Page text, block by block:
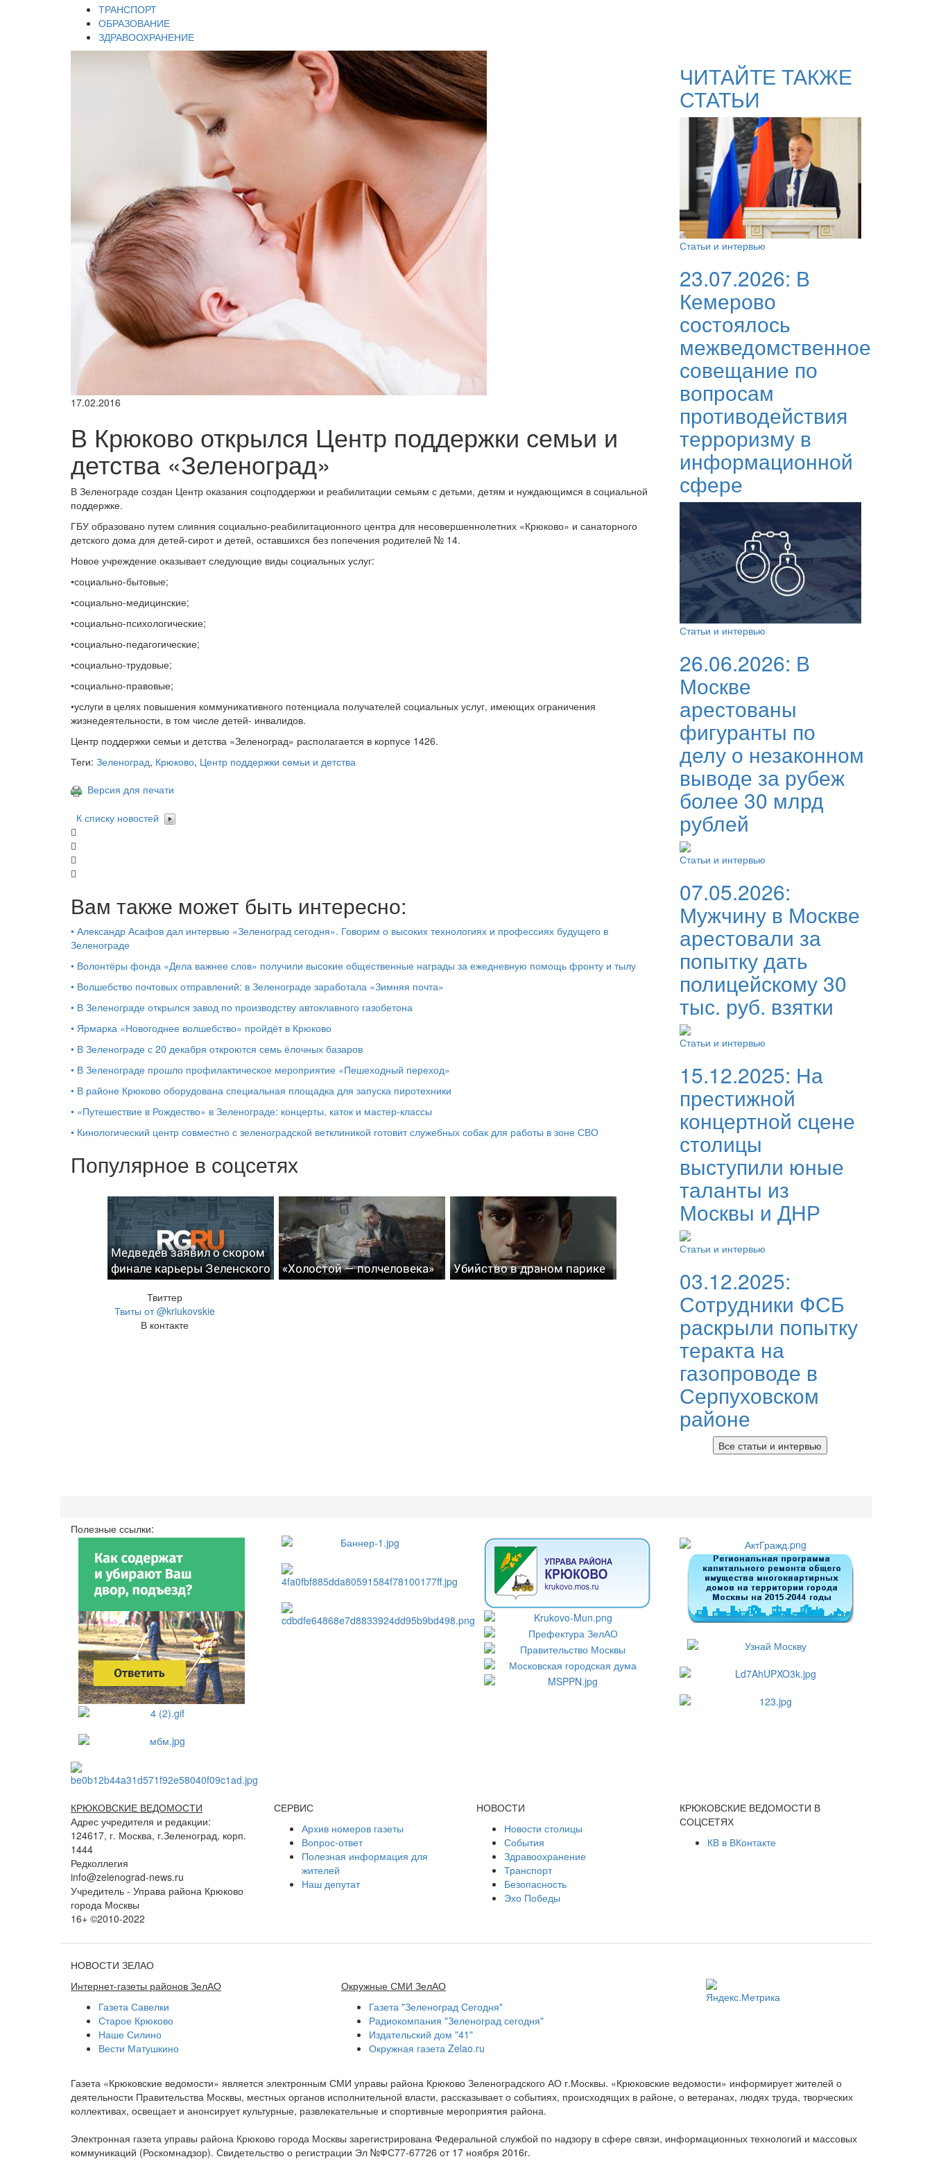
ТРАНСПОРТ
ОБРАЗОВАНИЕ
ЗДРАВООХРАНЕНИЕ
17.02.2016
В Крюково открылся Центр поддержки семьи и
детства «Зеленоград»
В Зеленограде создан Центр оказания соцподдержки и реабилитации семьям с детьми, детям и нуждающимся в социальной
поддержке.
ГБУ образовано путем слияния социально-реабилитационного центра для несовершеннолетних «Крюково» и санаторного
детского дома для детей-сирот и детей, оставшихся без попечения родителей № 14.
Новое учреждение оказывает следующие виды социальных услуг:
•социально-бытовые;
•социально-медицинские;
•социально-психологические;
•социально-педагогические;
•социально-трудовые;
•социально-правовые;
•услуги в целях повышения коммуникативного потенциала получателей социальных услуг, имеющих ограничения
жизнедеятельности, в том числе детей- инвалидов.
Центр поддержки семьи и детства «Зеленоград» располагается в корпусе 1426.
Теги: Зеленоград, Крюково, Центр поддержки семьи и детства
Версия для печати
К списку новостей
Вам также может быть интересно:
• Александр Асафов дал интервью «Зеленоград сегодня». Говорим о высоких технологиях и профессиях будущего в
Зеленограде
• Волонтёры фонда «Дела важнее слов» получили высокие общественные награды за ежедневную помощь фронту и тылу
• Волшебство почтовых отправлений: в Зеленограде заработала «Зимняя почта»
• В Зеленограде открылся завод по производству автоклавного газобетона
• Ярмарка «Новогоднее волшебство» пройдёт в Крюково
• В Зеленограде с 20 декабря откроются семь ёлочных базаров
• В Зеленограде прошло профилактическое мероприятие «Пешеходный переход»
• В районе Крюково оборудована специальная площадка для запуска пиротехники
• «Путешествие в Рождество» в Зеленограде: концерты, каток и мастер‑классы
• Кинологический центр совместно с зеленоградской ветклиникой готовит служебных собак для работы в зоне СВО
Популярное в соцсетях
Медведев заявил о скором
финале карьеры Зеленского
«Холостой — полчеловека» Убийство в драном парике
Твиттер
Твиты от @kriukovskie
В контакте
ЧИТАЙТЕ ТАКЖЕ
СТАТЬИ
Статьи и интервью
23.07.2026: В
Кемерово
состоялось
межведомственное
совещание по
вопросам
противодействия
терроризму в
информационной
сфере
Статьи и интервью
26.06.2026: В
Москве
арестованы
фигуранты по
делу о незаконном
выводе за рубеж
более 30 млрд
рублей
Статьи и интервью
07.05.2026:
Мужчину в Москве
арестовали за
попытку дать
полицейскому 30
тыс. руб. взятки
Статьи и интервью
15.12.2025: На
престижной
концертной сцене
столицы
выступили юные
таланты из
Москвы и ДНР
Статьи и интервью
03.12.2025:
Сотрудники ФСБ
раскрыли попытку
теракта на
газопроводе в
Серпуховском
районе
Все статьи и интервью
Полезные ссылки:
КРЮКОВСКИЕ ВЕДОМОСТИ
Адрес учредителя и редакции:
124617, г. Москва, г.Зеленоград, корп.
1444
Редколлегия
info@zelenograd-news.ru
Учредитель - Управа района Крюково
города Москвы
16+ ©2010-2022
СЕРВИС
Архив номеров газеты
Вопрос-ответ
Полезная информация для
жителей
Наш депутат
НОВОСТИ
Новости столицы
События
Здравоохранение
Транспорт
Безопасность
Эхо Победы
КРЮКОВСКИЕ ВЕДОМОСТИ В
СОЦСЕТЯХ
КВ в ВКонтакте
НОВОСТИ ЗЕЛАО
Интернет-газеты районов ЗелАО
Газета Савелки
Старое Крюково
Наше Силино
Вести Матушкино
Окружные СМИ ЗелАО
Газета "Зеленоград Сегодня"
Радиокомпания "Зеленоград сегодня"
Издательский дом "41"
Окружная газета Zelao.ru
Газета «Крюковские ведомости» является электронным СМИ управы района Крюково Зеленоградского АО г.Москвы. «Крюковские ведомости» информирует жителей о
деятельности Правительства Москвы, местных органов исполнительной власти, рассказывает о событиях, происходящих в районе, о ветеранах, людях труда, творческих
коллективах, освещает и анонсирует культурные, развлекательные и спортивные мероприятия района.
Электронная газета управы района Крюково города Москвы зарегистрирована Федеральной службой по надзору в сфере связи, информационных технологий и массовых
коммуникаций (Роскомнадзор). Свидетельство о регистрации Эл №ФС77-67726 от 17 ноября 2016г.